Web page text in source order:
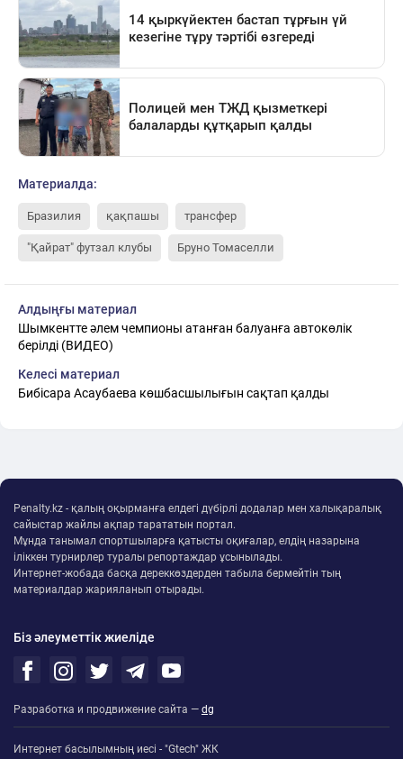
Материалда:
Бразилия қақпашы трансфер
"Қайрат" футзал клубы Бруно Томаселли
Алдыңғы материал
Шымкентте әлем чемпионы атанған балуанға автокөлік
берілді (ВИДЕО)
Келесі материал
Бибісара Асаубаева көшбасшылығын сақтап қалды
Penalty.kz - қалың оқырманға елдегі дүбірлі додалар мен халықаралық
сайыстар жайлы ақпар тарататын портал.
Мұнда танымал спортшыларға қатысты оқиғалар, елдің назарына
іліккен турнирлер туралы репортаждар ұсынылады.
Интернет-жобада басқа дереккөздерден табыла бермейтін тың
материалдар жарияланып отырады.
Біз әлеуметтік жиеліде
Разработка и продвижение сайта — dg
Интернет басылымның иесі - "Gtech" ЖК